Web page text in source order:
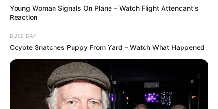
Young Woman Signals On Plane – Watch Flight Attendant's
Reaction
BUZZ DAY
Coyote Snatches Puppy From Yard – Watch What Happened